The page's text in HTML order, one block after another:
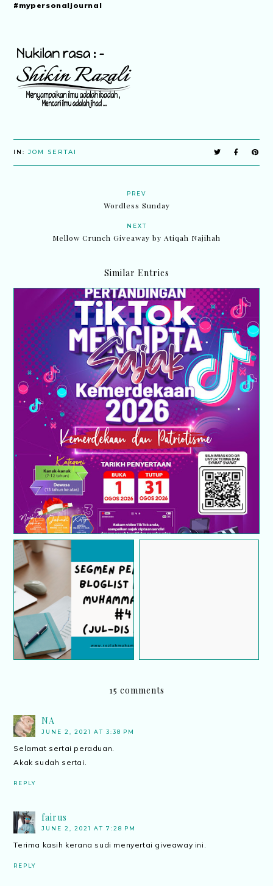
#mypersonaljournal
IN:JOM SERTAI
PREV
Wordless Sunday
NEXT
Mellow Crunch Giveaway by Atiqah Najihah
Similar Entries
PERTANDINGAN TIKTOK MENCIPTA SAJAK
KEMERDEKAAN 2026
Segmen Pencarian
Bloglist Roziah
Muhammad Nor #4
(Julai – Disember 2026)
15 comments
NA
JUNE 2, 2021 AT 3:38 PM
Selamat sertai peraduan.
Akak sudah sertai.
REPLY
fairus
JUNE 2, 2021 AT 7:28 PM
Terima kasih kerana sudi menyertai giveaway ini.
REPLY